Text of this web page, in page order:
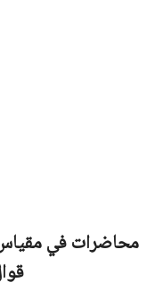
محاضرات في مقياس